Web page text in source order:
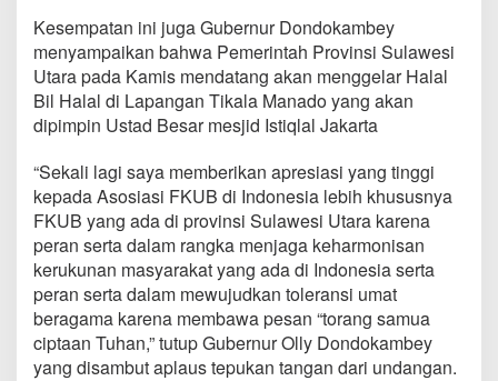
Kesempatan ini juga Gubernur Dondokambey
menyampaikan bahwa Pemerintah Provinsi Sulawesi
Utara pada Kamis mendatang akan menggelar Halal
Bil Halal di Lapangan Tikala Manado yang akan
dipimpin Ustad Besar mesjid Istiqlal Jakarta
“Sekali lagi saya memberikan apresiasi yang tinggi
kepada Asosiasi FKUB di Indonesia lebih khususnya
FKUB yang ada di provinsi Sulawesi Utara karena
peran serta dalam rangka menjaga keharmonisan
kerukunan masyarakat yang ada di Indonesia serta
peran serta dalam mewujudkan toleransi umat
beragama karena membawa pesan “torang samua
ciptaan Tuhan,” tutup Gubernur Olly Dondokambey
yang disambut aplaus tepukan tangan dari undangan.